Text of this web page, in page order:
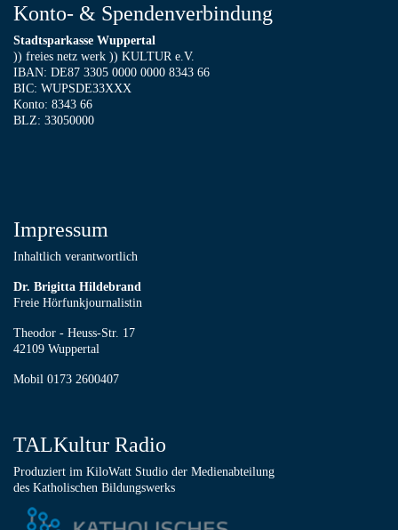
Konto- & Spendenverbindung
Stadtsparkasse Wuppertal
)) freies netz werk )) KULTUR e.V.
IBAN: DE87 3305 0000 0000 8343 66
BIC: WUPSDE33XXX
Konto: 8343 66
BLZ: 33050000
Impressum
Inhaltlich verantwortlich
Dr. Brigitta Hildebrand
Freie Hörfunkjournalistin
Theodor - Heuss-Str. 17
42109 Wuppertal
Mobil 0173 2600407
TALKultur Radio
Produziert im KiloWatt Studio der Medienabteilung
des Katholischen Bildungswerks